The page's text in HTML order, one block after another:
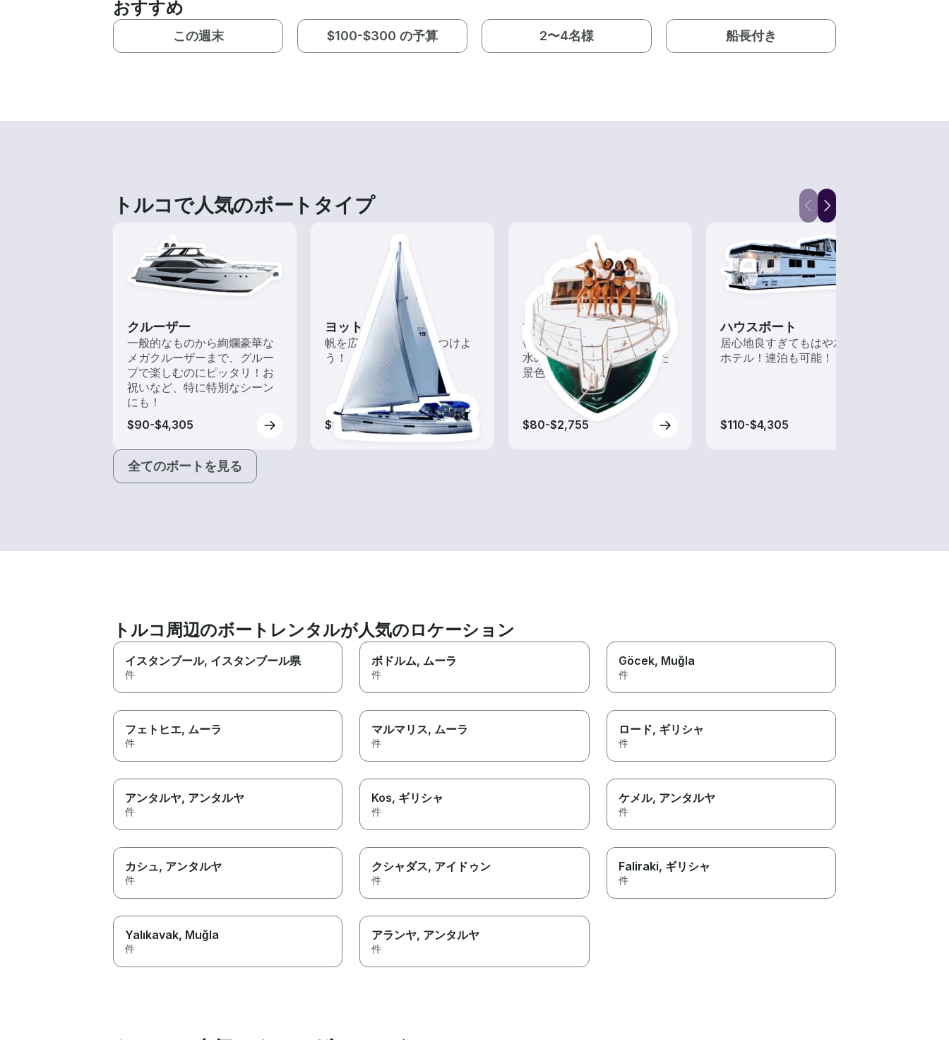
おすすめ
この週末 $100-$300 の予算 2〜4名様 船長付き
トルコで人気のボートタイプ
クルーザー
一般的なものから絢爛豪華な
メガクルーザーまで、グルー
プで楽しむのにピッタリ！お
祝いなど、特に特別なシーン
にも！
$90-$4,305
ヨット
帆を広げて風を味方につけよ
う！
$105-$4,625
ツアー
いろんな再発見があるかも!?
水の上から眺める一味違った
景色を楽しもう！
$80-$2,755
ハウスボート
居心地良すぎてもはや水上の
ホテル！連泊も可能！
$110-$4,305
全てのボートを見る
トルコ周辺のボートレンタルが人気のロケーション
イスタンブール, イスタンブール県
件
ボドルム, ムーラ
件
Göcek, Muğla
件
フェトヒエ, ムーラ
件
マルマリス, ムーラ
件
ロード, ギリシャ
件
アンタルヤ, アンタルヤ
件
Kos, ギリシャ
件
ケメル, アンタルヤ
件
カシュ, アンタルヤ
件
クシャダス, アイドゥン
件
Faliraki, ギリシャ
件
Yalıkavak, Muğla
件
アランヤ, アンタルヤ
件